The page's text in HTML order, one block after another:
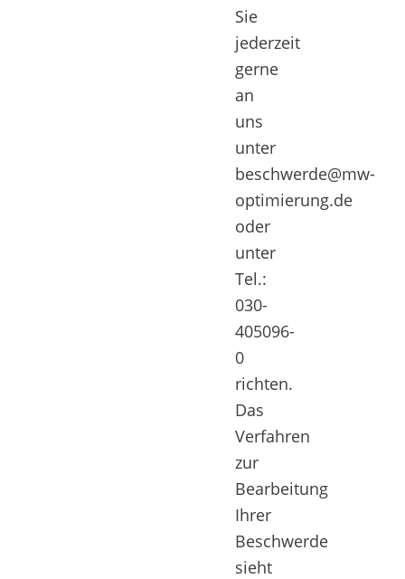
Sie
jederzeit
gerne
an
uns
unter
beschwerde@mw-
optimierung.de
oder
unter
Tel.:
030-
405096-
0
richten.
Das
Verfahren
zur
Bearbeitung
Ihrer
Beschwerde
sieht